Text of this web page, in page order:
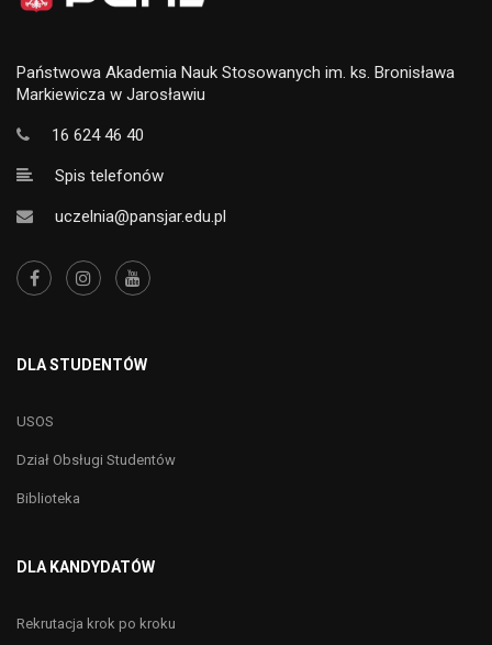
Państwowa Akademia Nauk Stosowanych im. ks. Bronisława
Markiewicza w Jarosławiu
16 624 46 40
Spis telefonów
uczelnia@pansjar.edu.pl
DLA STUDENTÓW
USOS
Dział Obsługi Studentów
Biblioteka
DLA KANDYDATÓW
Rekrutacja krok po kroku